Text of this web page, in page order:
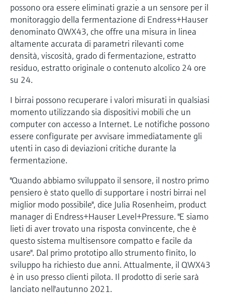
Accesso a Device Viewer
Trova informazioni e documentazione
specifiche sul prodotto
Trova i ricambi giusti
Trova i ricambi per codice prodotto, codice
microonde
Misura del livello tramite la misura
della pressione
Visualizza tutti
microonde
Memosens technology
Visualizza tutti
dell'eccellenza operativa e dei
modelli decisionali
possono ora essere eliminati grazie a un sensore per il
monitoraggio della fermentazione di Endress+Hauser
denominato QWX43, che offre una misura in linea
altamente accurata di parametri rilevanti come
densità, viscosità, grado di fermentazione, estratto
residuo, estratto originale o contenuto alcolico 24 ore
su 24.
I birrai possono recuperare i valori misurati in qualsiasi
momento utilizzando sia dispositivi mobili che un
computer con accesso a Internet. Le notifiche possono
essere configurate per avvisare immediatamente gli
utenti in caso di deviazioni critiche durante la
fermentazione.
"Quando abbiamo sviluppato il sensore, il nostro primo
pensiero è stato quello di supportare i nostri birrai nel
miglior modo possibile", dice Julia Rosenheim, product
manager di Endress+Hauser Level+Pressure. "E siamo
lieti di aver trovato una risposta convincente, che è
questo sistema multisensore compatto e facile da
usare". Dal primo prototipo allo strumento finito, lo
sviluppo ha richiesto due anni. Attualmente, il QWX43
è in uso presso clienti pilota. Il prodotto di serie sarà
lanciato nell'autunno 2021.